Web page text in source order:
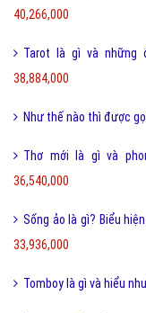
40,266,000
Tarot là gì và những
38,884,000
Như thế nào thì được
Thơ mới là gì và
36,540,000
Sống ảo là gì? Biểu
33,936,000
Tomboy là gì và hiểu